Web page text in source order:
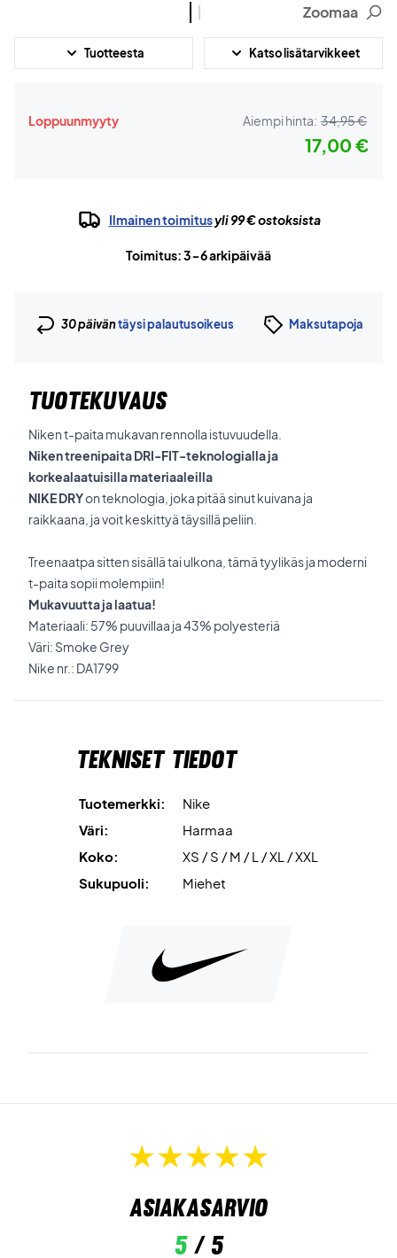
Zoomaa
Tuotteesta Katso lisätarvikkeet
Loppuunmyyty Aiempi hinta: 34,95 €
17,00 €
Ilmainen toimitusyli 99 € ostoksista
Toimitus: 3-6 arkipäivää
30 päiväntäysi palautusoikeus Maksutapoja
TUOTEKUVAUS
Niken t-paita mukavan rennolla istuvuudella.
Niken treenipaita DRI-FIT-teknologialla ja
korkealaatuisilla materiaaleilla
NIKE DRYon teknologia, joka pitää sinut kuivana ja
raikkaana, ja voit keskittyä täysillä peliin.
Treenaatpa sitten sisällä tai ulkona, tämä tyylikäs ja moderni
t-paita sopii molempiin!
Mukavuutta ja laatua!
Materiaali: 57% puuvillaa ja 43% polyesteriä
Väri: Smoke Grey
Nike nr.: DA1799
Tekniset tiedot
Tuotemerkki:
Nike
Väri:
Harmaa
Koko:
XS / S / M / L / XL / XXL
Sukupuoli:
Miehet
Asiakasarvio
5/ 5